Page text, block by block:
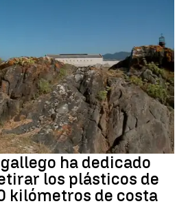
ha dedicado
los plásticos de
kilómetros de costa